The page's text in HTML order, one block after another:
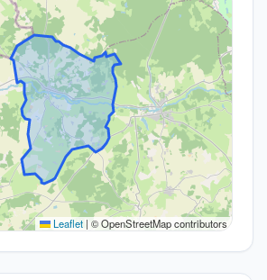
Leaflet | © OpenStreetMap contributors